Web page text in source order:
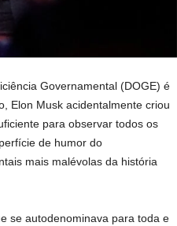
Governamental (DOGE) é
Elon Musk acidentalmente criou
para observar todos os
de humor do
mais malévolas da história
se autodenominava para toda e